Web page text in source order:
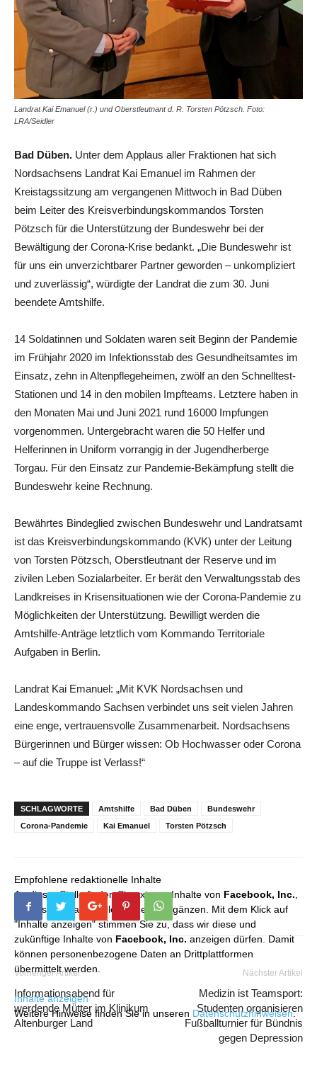
Landrat Kai Emanuel (r.) und Oberstleutnant d. R. Torsten Pötzsch. Foto:
LRA/Seidler
Bad Düben. Unter dem Applaus aller Fraktionen hat sich
Nordsachsens Landrat Kai Emanuel im Rahmen der
Kreistagssitzung am vergangenen Mittwoch in Bad Düben
beim Leiter des Kreisverbindungskommandos Torsten
Pötzsch für die Unterstützung der Bundeswehr bei der
Bewältigung der Corona-Krise bedankt. „Die Bundeswehr ist
für uns ein unverzichtbarer Partner geworden – unkompliziert
und zuverlässig“, würdigte der Landrat die zum 30. Juni
beendete Amtshilfe.
14 Soldatinnen und Soldaten waren seit Beginn der Pandemie
im Frühjahr 2020 im Infektionsstab des Gesundheitsamtes im
Einsatz, zehn in Altenpflegeheimen, zwölf an den Schnelltest-
Stationen und 14 in den mobilen Impfteams. Letztere haben in
den Monaten Mai und Juni 2021 rund 16 000 Impfungen
vorgenommen. Untergebracht waren die 50 Helfer und
Helferinnen in Uniform vorrangig in der Jugendherberge
Torgau. Für den Einsatz zur Pandemie-Bekämpfung stellt die
Bundeswehr keine Rechnung.
Bewährtes Bindeglied zwischen Bundeswehr und Landratsamt
ist das Kreisverbindungskommando (KVK) unter der Leitung
von Torsten Pötzsch, Oberstleutnant der Reserve und im
zivilen Leben Sozialarbeiter. Er berät den Verwaltungsstab des
Landkreises in Krisensituationen wie der Corona-Pandemie zu
Möglichkeiten der Unterstützung. Bewilligt werden die
Amtshilfe-Anträge letztlich vom Kommando Territoriale
Aufgaben in Berlin.
Landrat Kai Emanuel: „Mit KVK Nordsachsen und
Landeskommando Sachsen verbindet uns seit vielen Jahren
eine enge, vertrauensvolle Zusammenarbeit. Nordsachsens
Bürgerinnen und Bürger wissen: Ob Hochwasser oder Corona
– auf die Truppe ist Verlass!“
SCHLAGWORTE Amtshilfe Bad Düben
Bundeswehr
Corona-Pandemie
Kai Emanuel Torsten Pötzsch
Empfohlene redaktionelle Inhalte
An dieser Stelle finden Sie externe Inhalte von Facebook, Inc.
die unser redaktionelles Angebot ergänzen. Mit dem Klick auf
"Inhalte anzeigen" stimmen Sie zu, dass wir diese und
zukünftige Inhalte von Facebook, Inc. anzeigen dürfen. Damit
können personenbezogene Daten an Drittplattformen
übermittelt werden.
Inhalte anzeigen
Weitere Hinweise finden Sie in unseren Datenschutzhinweisen.
Vorheriger Artikel
Informationsabend für
werdende Mütter im Klinikum
Altenburger Land
Nächster Artikel
Medizin ist Teamsport:
Studenten organisieren
Fußballturnier für Bündnis
gegen Depression